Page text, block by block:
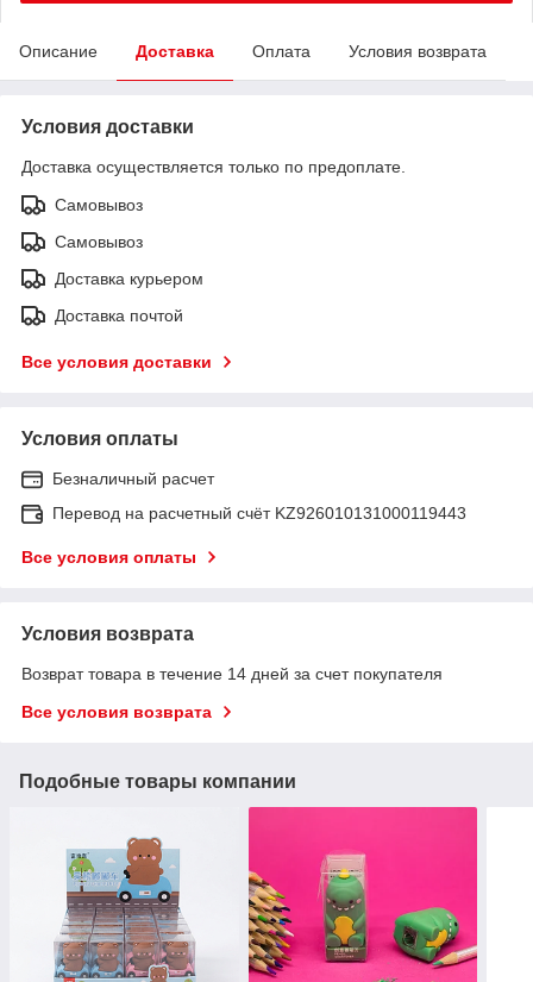
Описание Доставка Оплата Условия возврата
Условия доставки
Доставка осуществляется только по предоплате.
Самовывоз
Самовывоз
Доставка курьером
Доставка почтой
Все условия доставки
Условия оплаты
Безналичный расчет
Перевод на расчетный счёт KZ926010131000119443
Все условия оплаты
Условия возврата
Возврат товара в течение 14 дней за счет покупателя
Все условия возврата
Подобные товары компании